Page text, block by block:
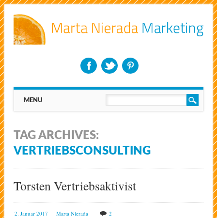
Main menu
MENU
TAG ARCHIVES:
VERTRIEBSCONSULTING
Torsten Vertriebsaktivist
2. Januar 2017 Marta Nierada 2